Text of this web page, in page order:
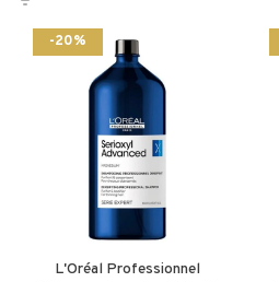
-20%
L'Oréal Professionnel